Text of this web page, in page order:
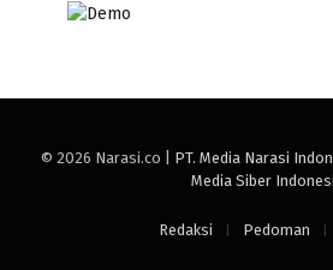
© 2026 Narasi.co | PT. Media Narasi
Media Siber
Redaksi Pedoman